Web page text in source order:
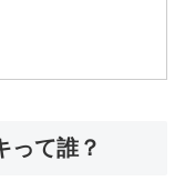
て誰？